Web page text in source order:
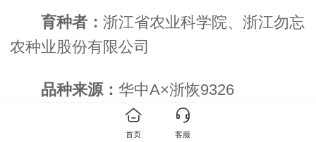
育种者： 浙江省农业科学院、浙江勿忘
农种业股份有限公司
品种来源： 华中A×浙恢9326
粳型杂交水稻品种。在长江
首页 客服